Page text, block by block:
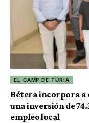
EL CAMP DE TÚRIA
Bétera incorpora a
una inversión de
empleo local